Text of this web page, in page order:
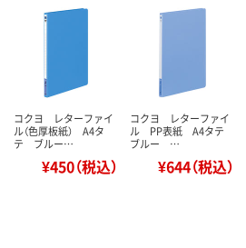
コクヨ レターファイ
ル（色厚板紙） A4タ
テ ブルー…
¥450（税込）
コクヨ レターファイ
ル PP表紙 A4タテ
ブルー …
¥644（税込）